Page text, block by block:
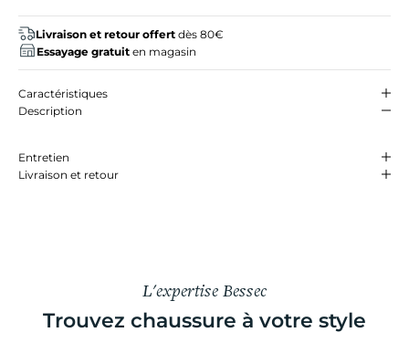
Livraison et retour offert dès 80€
Essayage gratuit en magasin
Caractéristiques
Description
Entretien
Livraison et retour
L'expertise Bessec
Trouvez chaussure à votre style